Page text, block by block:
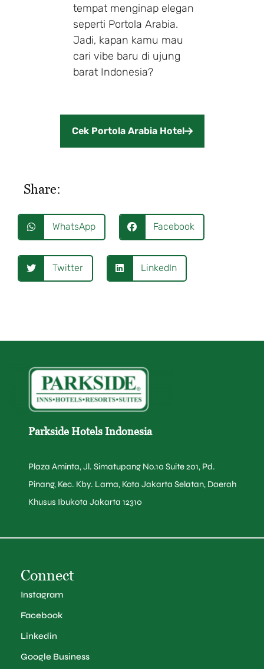
tempat menginap elegan
seperti Portola Arabia.
Jadi, kapan kamu mau
cari vibe baru di ujung
barat Indonesia?
Cek Portola Arabia Hotel
Share:
WhatsApp Facebook
Twitter LinkedIn
Parkside Hotels Indonesia
Plaza Aminta, Jl. Simatupang No.10 Suite 201, Pd.
Pinang, Kec. Kby. Lama, Kota Jakarta Selatan, Daerah
Khusus Ibukota Jakarta 12310
Connect
Instagram
Facebook
Linkedin
Google Business